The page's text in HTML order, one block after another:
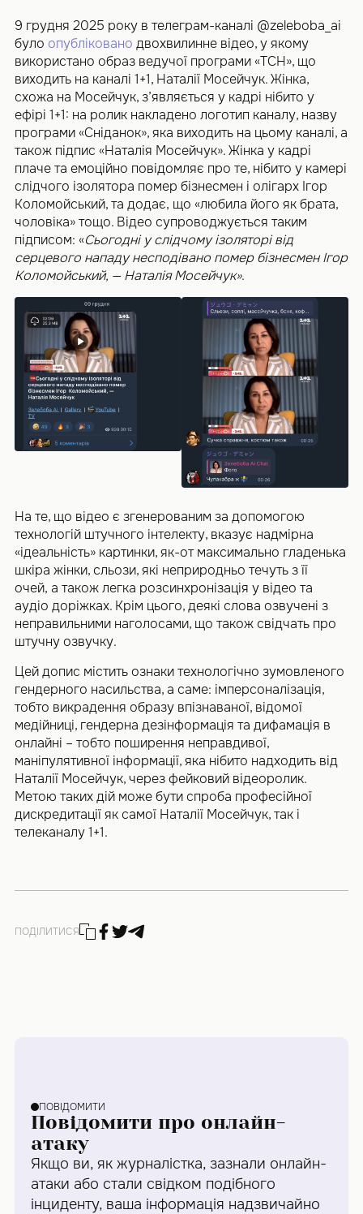
9 грудня 2025 року в телеграм-каналі @zeleboba_ai
було опубліковано двохвилинне відео, у якому
використано образ ведучої програми «ТСН», що
виходить на каналі 1+1, Наталії Мосейчук. Жінка,
схожа на Мосейчук, з’являється у кадрі нібито у
ефірі 1+1: на ролик накладено логотип каналу, назву
програми «Сніданок», яка виходить на цьому каналі, а
також підпис «Наталія Мосейчук». Жінка у кадрі
плаче та емоційно повідомляє про те, нібито у камері
слідчого ізолятора помер бізнесмен і олігарх Ігор
Коломойський, та додає, що «любила його як брата,
чоловіка» тощо. Відео супроводжується таким
підписом: «Сьогодні у слідчому ізоляторі від
серцевого нападу несподівано помер бізнесмен Ігор
Коломойський, — Наталія Мосейчук».
На те, що відео є згенерованим за допомогою
технологій штучного інтелекту, вказує надмірна
«ідеальність» картинки, як-от максимально гладенька
шкіра жінки, сльози, які неприродньо течуть з її
очей, а також легка розсинхронізація у відео та
аудіо доріжках. Крім цього, деякі слова озвучені з
неправильними наголосами, що також свідчать про
штучну озвучку.
Цей допис містить ознаки технологічно зумовленого
гендерного насильства, а саме: імперсоналізація,
тобто викрадення образу впізнаваної, відомої
медійниці, гендерна дезінформація та дифамація в
онлайні – тобто поширення неправдивої,
маніпулятивної інформації, яка нібито надходить від
Наталії Мосейчук, через фейковий відеоролик.
Метою таких дій може бути спроба професійної
дискредитації як самої Наталії Мосейчук, так і
телеканалу 1+1.
ПОДІЛИТИСЯ
ПОВІДОМИТИ
Повідомити про онлайн-
атаку
Якщо ви, як журналістка, зазнали онлайн-
атаки або стали свідком подібного
інциденту, ваша інформація надзвичайно